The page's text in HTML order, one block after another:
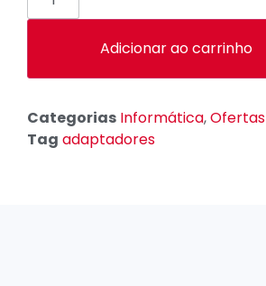
Adicionar ao carrinho
Categorias Informática,Ofertas
Tag adaptadores